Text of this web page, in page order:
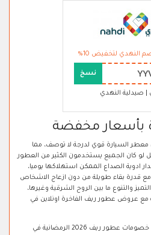
النهدي لتخفيض 10%
نسخ
| صيدلية النهدي
بأسعار مخفضة
معطر السيارة قوي لدرجة لا توصف، مما
لو كان الجميع يستخدمون الكثير من العطور
ادوية الصداع الممكن استهلاكها يوميا،
مع قدرة بقاء طويلة من دون ازعاج الاشخاص
والتنوع ما بين الروح الشرقية وغيرها،
مع عروض عطور ريف الفاخرة اونلاين في
وصولك الى جميع عروض و خصومات عطور ريف 2026 الرمضانية في